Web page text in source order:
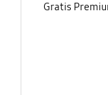
Gratis